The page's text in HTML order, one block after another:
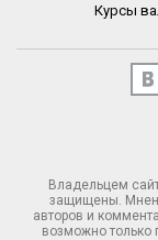
Курсы
Владельцем
защищены.
авторов и
возможно только